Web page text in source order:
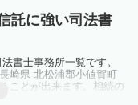
託に強い司法書
書士事務所一覧です。
崎県 北松浦郡小値賀町
ことが出来ます。相続の
司法書士に相談してみま